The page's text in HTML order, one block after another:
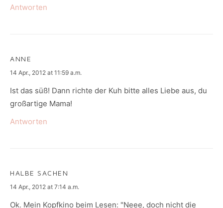
Antworten
ANNE
says:
14 Apr., 2012 at 11:59 a.m.
Ist das süß! Dann richte der Kuh bitte alles Liebe aus, du
großartige Mama!
Antworten
HALBE SACHEN
says:
14 Apr., 2012 at 7:14 a.m.
Ok. Mein Kopfkino beim Lesen: "Neee, doch nicht die